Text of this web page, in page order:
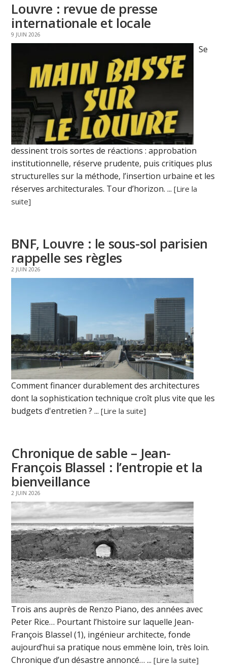
Louvre : revue de presse
internationale et locale
9 JUIN 2026
Se
dessinent trois sortes de réactions : approbation
institutionnelle, réserve prudente, puis critiques plus
structurelles sur la méthode, l’insertion urbaine et les
réserves architecturales. Tour d’horizon. ...[Lire la
suite]
BNF, Louvre : le sous-sol parisien
rappelle ses règles
2 JUIN 2026
Comment financer durablement des architectures
dont la sophistication technique croît plus vite que les
budgets d'entretien ? ...[Lire la suite]
Chronique de sable – Jean-
François Blassel : l’entropie et la
bienveillance
2 JUIN 2026
Trois ans auprès de Renzo Piano, des années avec
Peter Rice… Pourtant l’histoire sur laquelle Jean-
François Blassel (1), ingénieur architecte, fonde
aujourd’hui sa pratique nous emmène loin, très loin.
Chronique d’un désastre annoncé… ...[Lire la suite]